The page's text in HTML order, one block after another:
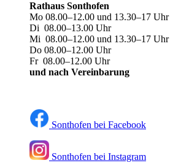
Rathaus Sonthofen
Mo 08.00–12.00 und 13.30–17 Uhr
Di 08.00–13.00 Uhr
Mi 08.00–12.00 und 13.30–17 Uhr
Do 08.00–12.00 Uhr
Fr 08.00–12.00 Uhr
und nach Vereinbarung
Sonthofen bei Facebook
Sonthofen bei Instagram